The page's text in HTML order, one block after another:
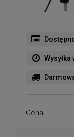
Wysyłka
Cena: